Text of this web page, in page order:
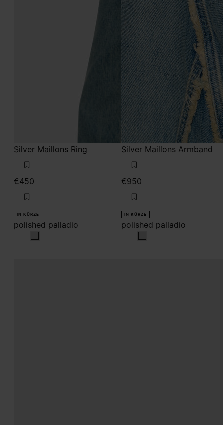
Silver Maillons Ring
€450
IN KÜRZE
polished palladio
polished palladio
Silver Maillons Armband
€950
IN KÜRZE
polished palladio
polished palladio